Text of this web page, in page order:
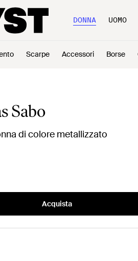
DONNA UOMO
Scarpe Accessori Borse
Sabo
di colore metallizzato
Acquista